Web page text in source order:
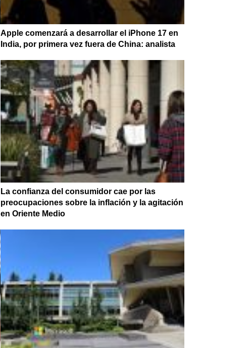
Apple comenzará a desarrollar el iPhone 17 en
India, por primera vez fuera de China: analista
La confianza del consumidor cae por las
preocupaciones sobre la inflación y la agitación
en Oriente Medio